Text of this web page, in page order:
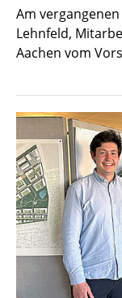
Am
Lehnfeld,
Aachen vom